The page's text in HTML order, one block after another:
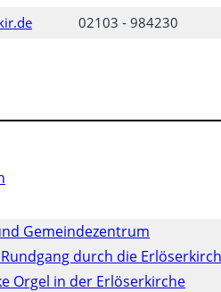
02103 - 984230
Gemeindezentrum
durch die
Orgel in der Erlöserkirche